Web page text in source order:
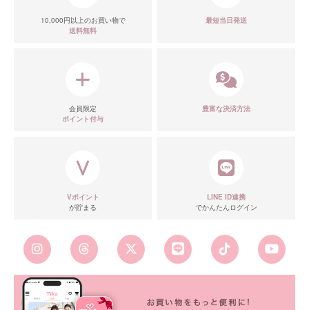
10,000円以上のお買い物で
送料無料
最短当日発送
会員限定
ポイント付与
豊富な決済方法
Vポイント
が貯まる
LINE ID連携
でかんたんログイン